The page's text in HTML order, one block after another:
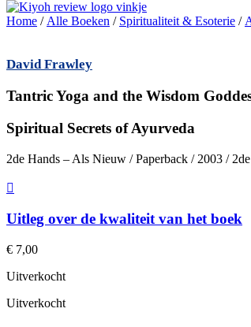
Home / Alle Boeken / Spiritualiteit & Esoterie /
David Frawley
Tantric Yoga and the Wisdom
Spiritual Secrets of Ayurveda
2de Hands – Als Nieuw / Paperback / 2003 /
Uitleg over de kwaliteit van het boek
€ 7,00
Uitverkocht
Uitverkocht